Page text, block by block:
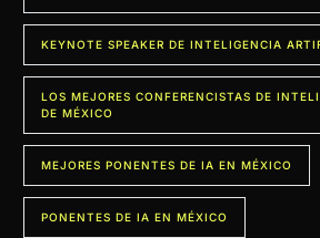
KEYNOTE SPEAKER DE INTELIGENCIA
LOS MEJORES CONFERENCISTAS DE
DE MÉXICO
MEJORES PONENTES DE IA EN MÉXICO
PONENTES DE IA EN MÉXICO